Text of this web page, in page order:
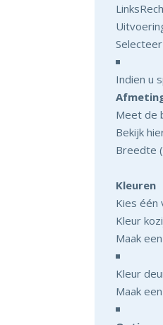
Links
Indien u
Meet de
Bekijk
Breedte
Kleuren
Kies één
Kleur
Kleur